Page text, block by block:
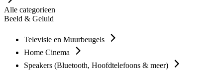
Alle categorieen
Beeld & Geluid
Televisie en Muurbeugels
Home Cinema
Speakers (Bluetooth, Hoofdtelefoons & meer)